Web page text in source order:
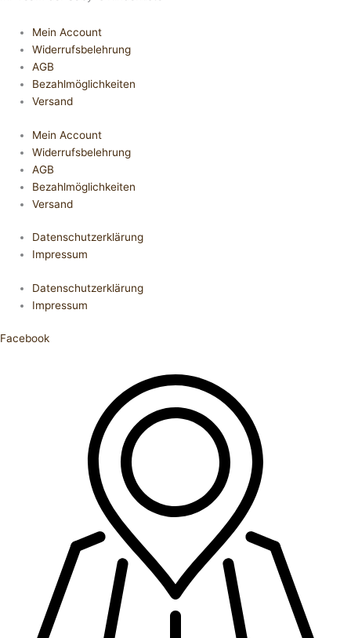
Mein Account
Widerrufsbelehrung
AGB
Bezahlmöglichkeiten
Versand
Mein Account
Widerrufsbelehrung
AGB
Bezahlmöglichkeiten
Versand
Datenschutzerklärung
Impressum
Datenschutzerklärung
Impressum
Facebook